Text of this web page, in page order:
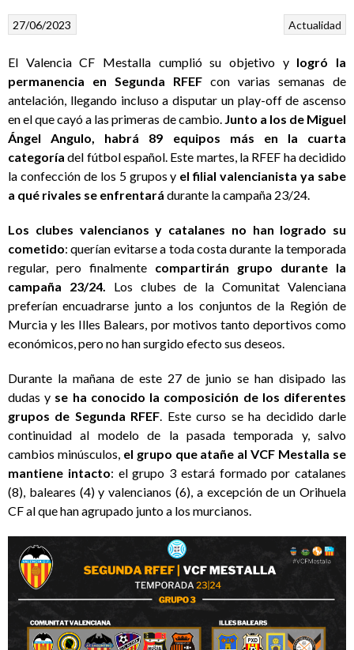
Actualidad
27/06/2023
El Valencia CF Mestalla cumplió su objetivo y logró la
permanencia en Segunda RFEF con varias semanas de
antelación, llegando incluso a disputar un play-off de ascenso
en el que cayó a las primeras de cambio. Junto a los de Miguel
Ángel Angulo, habrá 89 equipos más en la cuarta
categoríadel fútbol español. Este martes, la RFEF ha decidido
la confección de los 5 grupos y el filial valencianista ya sabe
a qué rivales se enfrentará durante la campaña 23/24.
Los clubes valencianos y catalanes no han logrado su
cometido: querían evitarse a toda costa durante la temporada
regular, pero finalmente compartirán grupo durante la
campaña 23/24. Los clubes de la Comunitat Valenciana
preferían encuadrarse junto a los conjuntos de la Región de
Murcia y les Illes Balears, por motivos tanto deportivos como
económicos, pero no han surgido efecto sus deseos.
Durante la mañana de este 27 de junio se han disipado las
dudas y se ha conocido la composición de los diferentes
grupos de Segunda RFEF. Este curso se ha decidido darle
continuidad al modelo de la pasada temporada y, salvo
cambios minúsculos, el grupo que atañe al VCF Mestalla se
mantiene intacto: el grupo 3 estará formado por catalanes
(8), baleares (4) y valencianos (6), a excepción de un Orihuela
CF al que han agrupado junto a los murcianos.